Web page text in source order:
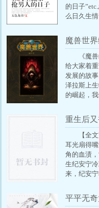
的日子
么日久生
流，世界
大型网游
就是拯救
草鱼精，
魔兽世
《魔
给大家着
发展的故
泽拉斯上
的崛起，
细节讲述
所以能够
除了令人
故事背景
重生后
【全
耳光扇得
角的血渍
生纪安宁
来，纪安
说：“给你
这时候，
平平无